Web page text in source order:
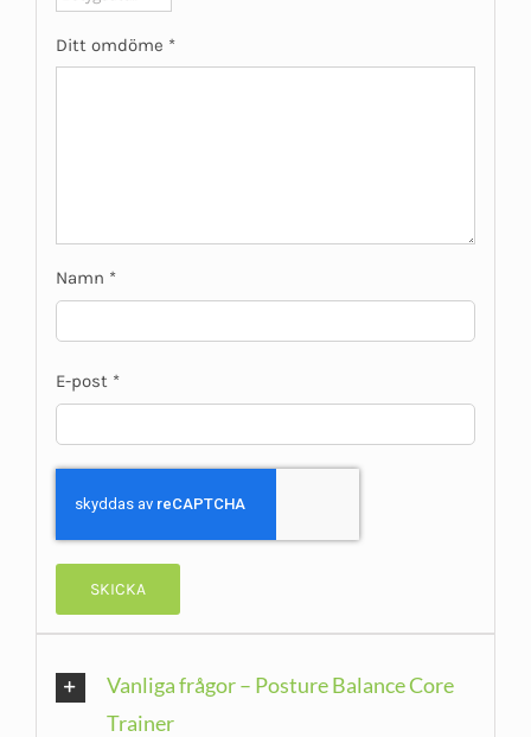
Ditt omdöme *
Namn *
E-post *
Vanliga frågor – Posture Balance Core
Trainer